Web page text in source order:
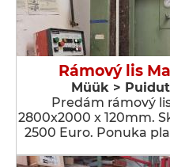
Rámový lis
Müük >
Predám rámový
2800x2000 x 120mm.
2500 Euro. Ponuka